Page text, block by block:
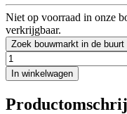
Niet op voorraad in onze
verkrijgbaar.
Zoek bouwmarkt in de buurt
In winkelwagen